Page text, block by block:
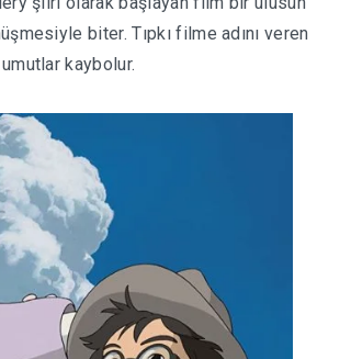
biter. Tıpkı filme adını veren
kaybolur.